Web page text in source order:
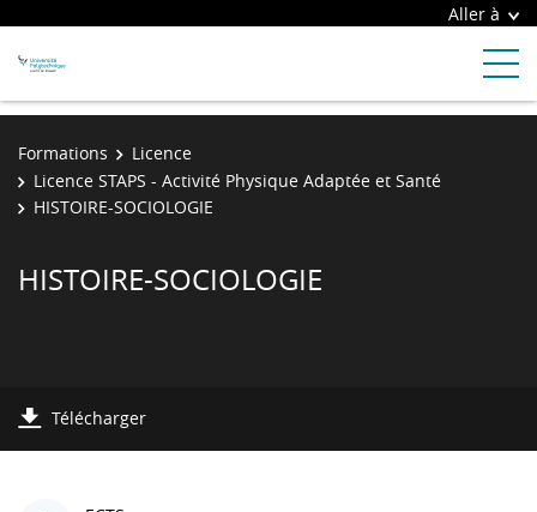
Aller à
Formations
Licence
Licence STAPS - Activité Physique Adaptée et Santé
HISTOIRE-SOCIOLOGIE
HISTOIRE-SOCIOLOGIE
Télécharger